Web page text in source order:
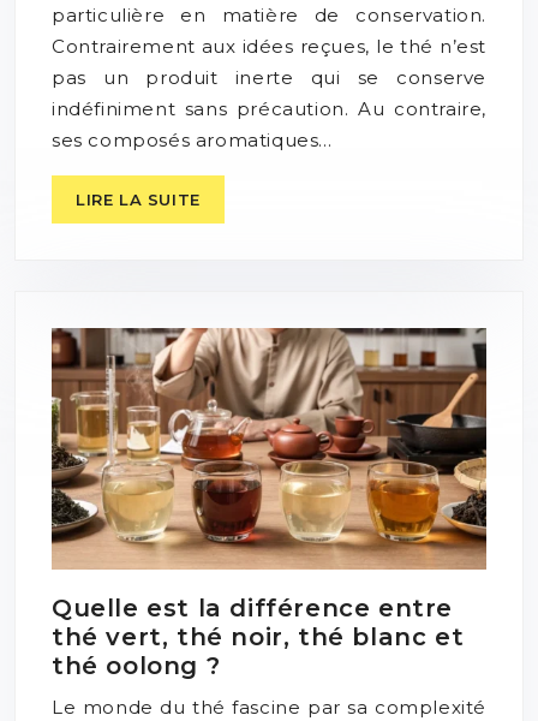
particulière en matière de conservation.
Contrairement aux idées reçues, le thé n’est
pas un produit inerte qui se conserve
indéfiniment sans précaution. Au contraire,
ses composés aromatiques…
LIRE LA SUITE
Quelle est la différence entre
thé vert, thé noir, thé blanc et
thé oolong ?
Le monde du thé fascine par sa complexité